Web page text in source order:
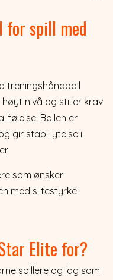
for spill med
treningshåndball
nivå og stiller krav
Ballen er
gir stabil ytelse i
som ønsker
med slitestyrke
Elite for?
spillere og lag som